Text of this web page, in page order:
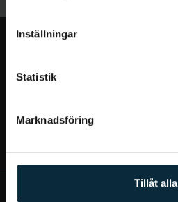
Inställningar
Statistik
Marknadsföring
Tillåt alla